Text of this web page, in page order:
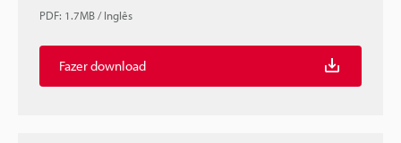
PDF: 1.7MB/Inglês
Fazer download